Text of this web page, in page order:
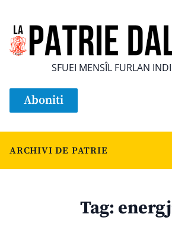
SFUEI MENSÎL FURLAN
Aboniti
ARCHIVI DE PATRIE
Tag: